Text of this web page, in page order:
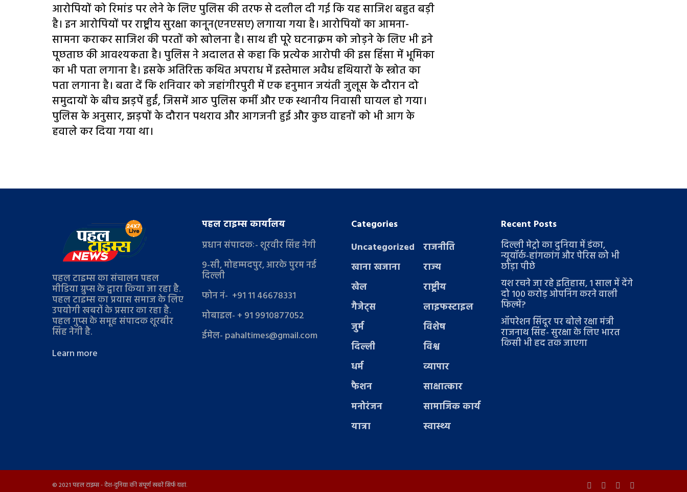
आरोपियों को रिमांड पर लेने के लिए पुलिस की तरफ से दलील दी गई कि यह साजिश बहुत बड़ी
है। इन आरोपियों पर राष्ट्रीय सुरक्षा कानून(एनएसए) लगाया गया है। आरोपियों का आमना-
सामना कराकर साजिश की परतों को खोलना है। साथ ही पूरे घटनाक्रम को जोड़ने के लिए भी इने
पूछताछ की आवश्यकता है। पुलिस ने अदालत से कहा कि प्रत्येक आरोपी की इस हिंसा में भूमिका
का भी पता लगाना है। इसके अतिरिक्त कथित अपराध में इस्तेमाल अवैध हथियारों के स्त्रोत का
पता लगाना है। बता दें कि शनिवार को जहांगीरपुरी में एक हनुमान जयंती जुलूस के दौरान दो
समुदायों के बीच झड़पें हुईं, जिसमें आठ पुलिस कर्मी और एक स्थानीय निवासी घायल हो गया।
पुलिस के अनुसार, झड़पों के दौरान पथराव और आगजनी हुई और कुछ वाहनों को भी आग के
हवाले कर दिया गया था।
पहल टाइम्स का संचालन पहल
मीडिया ग्रुप्स के द्वारा किया जा रहा है.
पहल टाइम्स का प्रयास समाज के लिए
उपयोगी खबरों के प्रसार का रहा है.
पहल गुप्स के समूह संपादक शूरबीर
सिंह नेगी है.
Learn more
पहल टाइम्स कार्यालय
प्रधान संपादकः- शूरवीर सिंह नेगी
9-सी, मोहम्मदपुर, आरके पुरम नई
दिल्ली
फोन नं- +91 11 46678331
मोबाइल- + 91 9910877052
ईमेल- pahaltimes@gmail.com
Categories
Uncategorized
खाना खजाना
खेल
गैजेट्स
जुर्म
दिल्ली
धर्म
फैशन
मनोरंजन
यात्रा
राजनीति
राज्य
राष्ट्रीय
लाइफस्टाइल
विशेष
विश्व
व्यापार
साक्षात्कार
सामाजिक कार्य
स्वास्थ्य
Recent Posts
दिल्ली मेट्रो का दुनिया में डंका,
न्यूयॉर्क-हांगकांग और पेरिस को भी
छोड़ा पीछे
यश रचने जा रहे इतिहास, 1 साल में देंगे
दो 100 करोड़ ओपनिंग करने वाली
फिल्में?
ऑपरेशन सिंदूर पर बोले रक्षा मंत्री
राजनाथ सिंह- सुरक्षा के लिए भारत
किसी भी हद तक जाएगा
© 2021 पहल टाइम्स- देश-दुनिया की संपूर्ण खबरेंसिर्फ यहां.